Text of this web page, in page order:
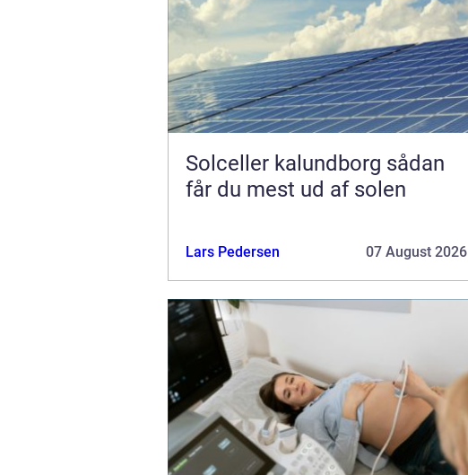
Solceller kalundborg sådan
får du mest ud af solen
Lars Pedersen 07 August 2026